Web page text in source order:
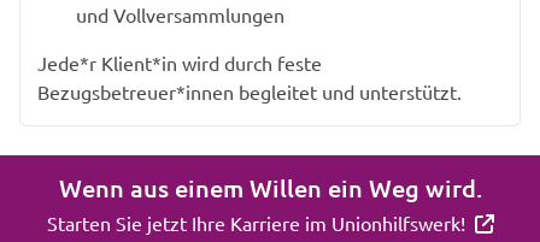
und Vollversammlungen
Jede*r Klient*in wird durch feste
Bezugsbetreuer*innen begleitet und unterstützt.
Wenn aus einem Willen ein Weg wird.
Starten Sie jetzt Ihre Karriere im Unionhilfswerk!